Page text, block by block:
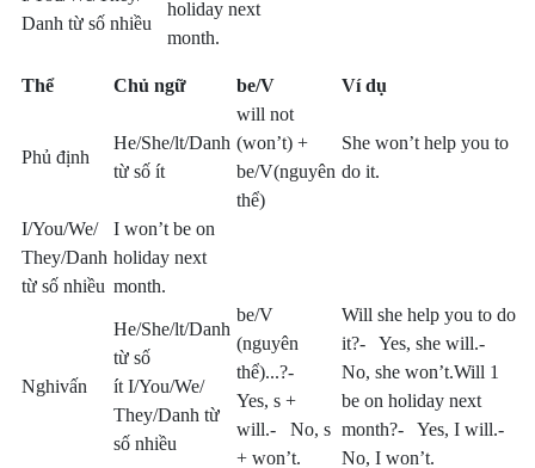
Danh từ số nhiều
holiday next
month.
Thể Chủ ngữ be/V Ví dụ
Phủ định
He/She/lt/Danh
từ số ít
will not
(won’t) +
be/V(nguyên
thể)
She won’t help you to
do it.
I/You/We/
They/Danh
từ số nhiều
I won’t be on
holiday next
month.
Nghivấn
He/She/lt/Danh
từ số
ít I/You/We/
They/Danh từ
số nhiều
be/V
(nguyên
thể)...?-
Yes, s +
will.- No, s
+ won’t.
Will she help you to do
it?- Yes, she will.-
No, she won’t.Will 1
be on holiday next
month?- Yes, I will.-
No, I won’t.